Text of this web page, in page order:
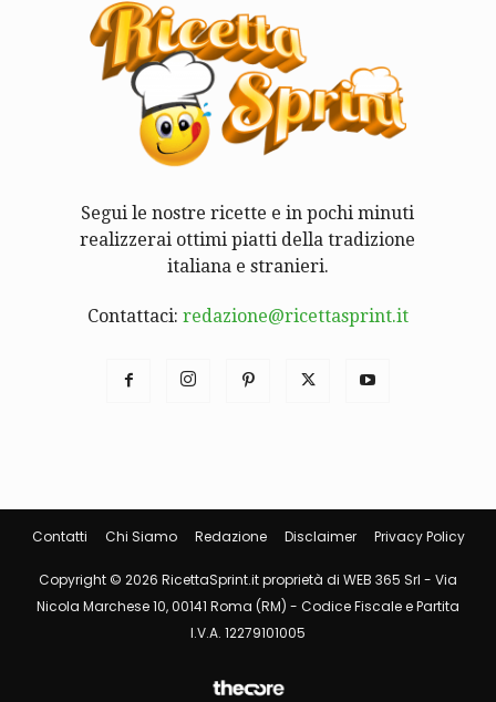
Segui le nostre ricette e in pochi minuti
realizzerai ottimi piatti della tradizione
italiana e stranieri.
Contattaci: redazione@ricettasprint.it
Contatti Chi Siamo Redazione Disclaimer Privacy Policy
Copyright © 2026 RicettaSprint.it proprietà di WEB 365 Srl - Via
Nicola Marchese 10, 00141 Roma (RM) - Codice Fiscale e Partita
I.V.A. 12279101005